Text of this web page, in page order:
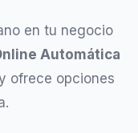
en tu negocio
Automática
ofrece opciones